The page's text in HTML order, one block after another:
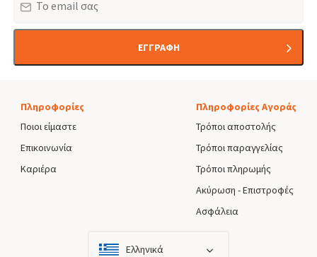
ΕΓΓΡΑΦΗ
Πληροφορίες
Ποιοι είμαστε
Επικοινωνία
Καριέρα
Πληροφορίες Αγοράς
Τρόποι αποστολής
Τρόποι παραγγελίας
Τρόποι πληρωμής
Ακύρωση - Επιστροφές
Ασφάλεια
Ελληνικά